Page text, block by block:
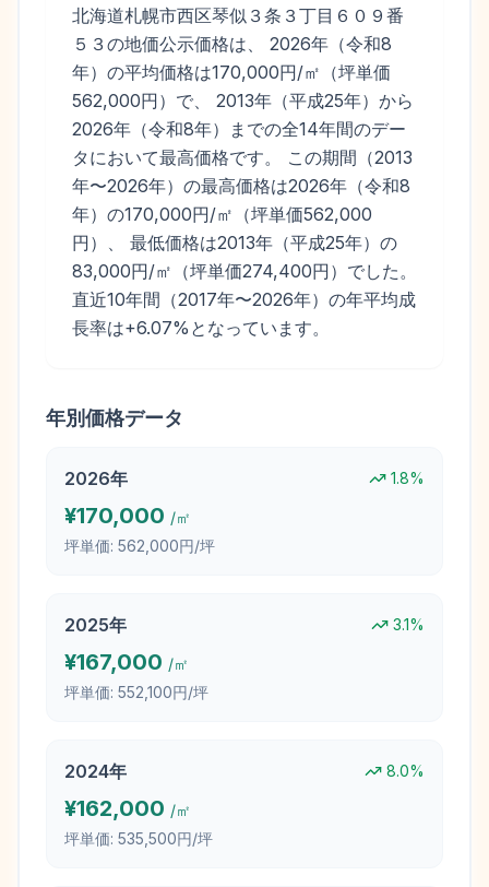
北海道札幌市西区琴似３条３丁目６０９番
５３の地価公示価格は、 2026年（令和8
年）の平均価格は170,000円/㎡（坪単価
562,000円）で、 2013年（平成25年）から
2026年（令和8年）までの全14年間のデー
タにおいて最高価格です。 この期間（2013
年〜2026年）の最高価格は2026年（令和8
年）の170,000円/㎡（坪単価562,000
円）、 最低価格は2013年（平成25年）の
83,000円/㎡（坪単価274,400円）でした。
直近10年間（2017年〜2026年）の年平均成
長率は+6.07%となっています。
年別価格データ
2026年 1.8%
¥170,000 /㎡
坪単価: 562,000円/坪
2025年 3.1%
¥167,000 /㎡
坪単価: 552,100円/坪
2024年 8.0%
¥162,000 /㎡
坪単価: 535,500円/坪